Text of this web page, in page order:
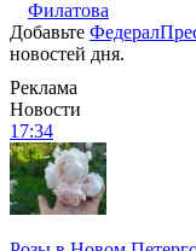
Филатова
Добавьте
новостей дня.
Реклама
Новости
17:34